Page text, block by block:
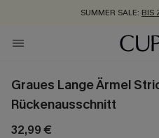
SUMMER SALE: BIS
ZUM NEWSLETTER:BIS ZU
KOSTENLOSER
Graues Lange Ärmel
Rückenausschnitt
32,99 €